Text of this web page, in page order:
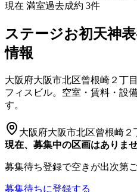
現在 満室過去成約 3件
ステージお初天神
情報
大阪府大阪市北区曾根崎２丁
フィスビル。空室・賃料・設
す。
大阪府大阪市北区曾根崎２
現在、募集中の区画はありま
募集待ち登録で空きが出次第
募集待ちに登録する